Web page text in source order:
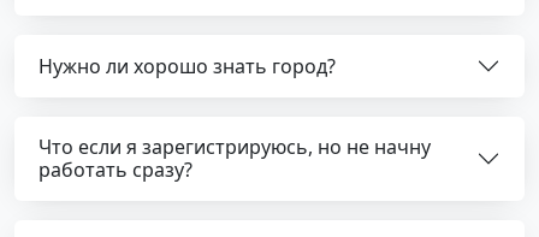
Нужно ли хорошо знать город?
Что если я зарегистрируюсь, но не начну
работать сразу?